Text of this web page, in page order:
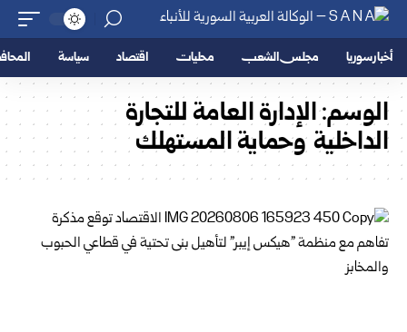
أخبار سوريا مجلس الشعب محليات اقتصاد سياسة
الوسم:الإدارة العامة للتجارة
الداخلية وحماية المستهلك